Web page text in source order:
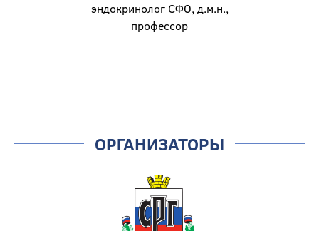
эндокринолог СФО, д.м.н.,
профессор
ОРГАНИЗАТОРЫ